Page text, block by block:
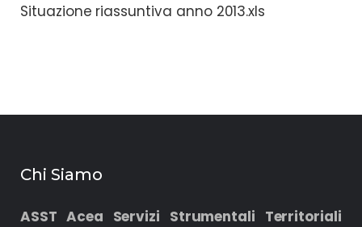
Situazione riassuntiva anno 2013.xls
Chi Siamo
ASST Acea Servizi Strumentali Territoriali